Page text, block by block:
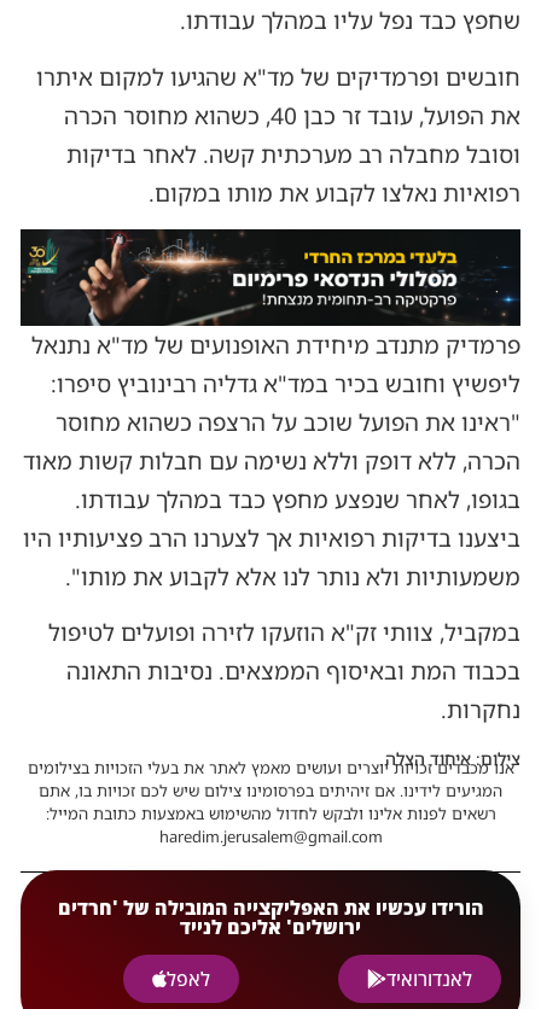
שחפץ כבד נפל עליו במהלך עבודתו.
חובשים ופרמדיקים של מד"א שהגיעו למקום איתרו
את הפועל, עובד זר כבן 40, כשהוא מחוסר הכרה
וסובל מחבלה רב מערכתית קשה. לאחר בדיקות
רפואיות נאלצו לקבוע את מותו במקום.
פרמדיק מתנדב מיחידת האופנועים של מד"א נתנאל
ליפשיץ וחובש בכיר במד"א גדליה רבינוביץ סיפרו:
"ראינו את הפועל שוכב על הרצפה כשהוא מחוסר
הכרה, ללא דופק וללא נשימה עם חבלות קשות מאוד
בגופו, לאחר שנפצע מחפץ כבד במהלך עבודתו.
ביצענו בדיקות רפואיות אך לצערנו הרב פציעותיו היו
משמעותיות ולא נותר לנו אלא לקבוע את מותו".
במקביל, צוותי זק"א הוזעקו לזירה ופועלים לטיפול
בכבוד המת ובאיסוף הממצאים. נסיבות התאונה
נחקרות.
צילום: איחוד הצלה
אנו מכבדים זכויות יוצרים ועושים מאמץ לאתר את בעלי הזכויות בצילומים
המגיעים לידינו. אם זיהיתים בפרסומינו צילום שיש לכם זכויות בו, אתם
רשאים לפנות אלינו ולבקש לחדול מהשימוש באמצעות כתובת המייל:
haredim.jerusalem@gmail.com
הורידו עכשיו את האפליקצייה המובילה של 'חרדים
ירושלים' אליכם לנייד
לאנדורואיד
לאפל